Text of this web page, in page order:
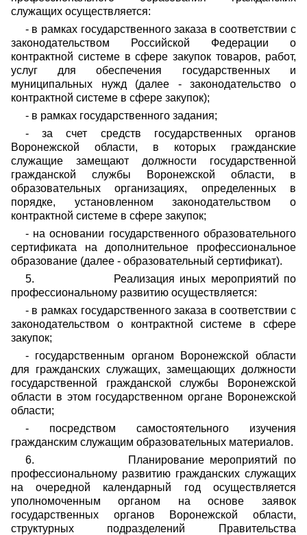
служащих осуществляется:
- в рамках государственного заказа в соответствии с
законодательством Российской Федерации о
контрактной системе в сфере закупок товаров, работ,
услуг для обеспечения государственных и
муниципальных нужд (далее - законодательство о
контрактной системе в сфере закупок);
- в рамках государственного задания;
- за счет средств государственных органов
Воронежской области, в которых гражданские
служащие замещают должности государственной
гражданской службы Воронежской области, в
образовательных организациях, определенных в
порядке, установленном законодательством о
контрактной системе в сфере закупок;
- на основании государственного образовательного
сертификата на дополнительное профессиональное
образование (далее - образовательный сертификат).
5.
Реализация иных мероприятий по
профессиональному развитию осуществляется:
- в рамках государственного заказа в соответствии с
законодательством о контрактной системе в сфере
закупок;
- государственным органом Воронежской области
для гражданских служащих, замещающих должности
государственной гражданской службы Воронежской
области в этом государственном органе Воронежской
области;
- посредством самостоятельного изучения
гражданским служащим образовательных материалов.
6.
Планирование мероприятий по
профессиональному развитию гражданских служащих
на очередной календарный год осуществляется
уполномоченным органом на основе заявок
государственных органов Воронежской области,
структурных подразделений Правительства